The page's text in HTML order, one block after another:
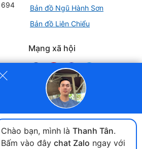
Chào bạn, mình là Thanh Tân.
Bấm vào đây chat Zalo ngay với
694
Bản đồ Ngũ Hành Sơn
Bản đồ Liên Chiểu
Mạng xã hội